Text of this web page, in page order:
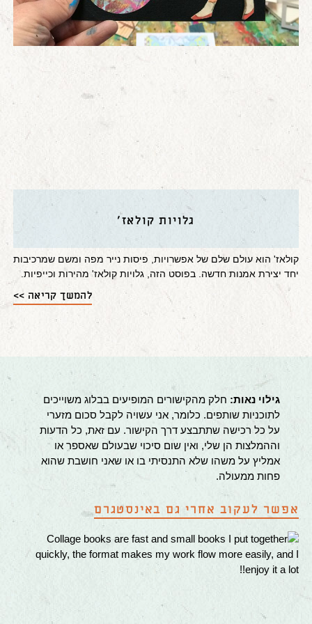
גלויות קולאז'
קולאז' הוא עולם שלם של אפשרויות, פיסות נייר מפה ומשם שמרכיבות
יחד יצירת אמנות חדשה. בפוסט הזה, גלויות קולאז' מהירות וכייפיות.
להמשך קריאה >>
גילוי נאות: חלק מהקישורים המופיעים בבלוג משוייכים
לתוכניות שותפים. כלומר, אני עשויה לקבל סכום מזערי
על כל רכישה שתתבצע דרך הקישור. עם זאת, כל הדעות
וההמלצות הן שלי, ואין שום סיכוי שבעולם שאספר או
אמליץ על משהו שלא התנסיתי בו או שאני חושבת שהוא
פחות ממעולה.
אפשר לעקוב אחרי גם באינסטגרם